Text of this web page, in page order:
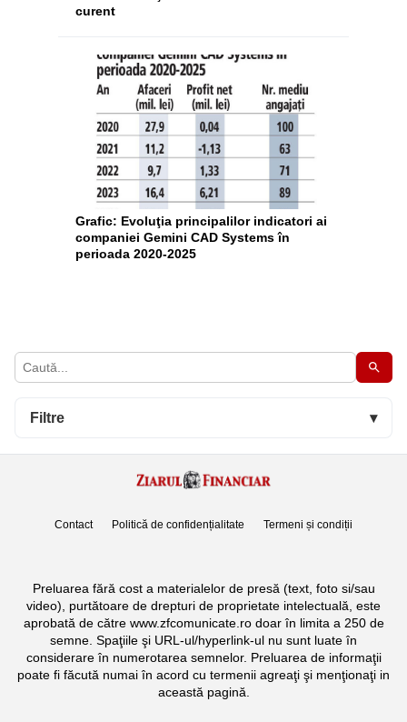
Filtre ▾
curent
Grafic: Evoluţia principalilor indicatori ai
companiei Gemini CAD Systems în
perioada 2020-2025
Contact Politică de confidențialitate Termeni și condiții
Preluarea fără cost a materialelor de presă (text, foto si/sau
video), purtătoare de drepturi de proprietate intelectuală, este
aprobată de către www.zfcomunicate.ro doar în limita a 250 de
semne. Spaţiile şi URL-ul/hyperlink-ul nu sunt luate în
considerare în numerotarea semnelor. Preluarea de informaţii
poate fi făcută numai în acord cu termenii agreaţi şi menţionaţi in
această pagină.